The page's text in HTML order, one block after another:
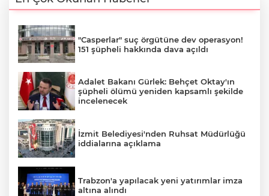
"Casperlar" suç örgütüne dev operasyon!
151 şüpheli hakkında dava açıldı
Adalet Bakanı Gürlek: Behçet Oktay'ın
şüpheli ölümü yeniden kapsamlı şekilde
incelenecek
İzmit Belediyesi'nden Ruhsat Müdürlüğü
iddialarına açıklama
Trabzon'a yapılacak yeni yatırımlar imza
altına alındı